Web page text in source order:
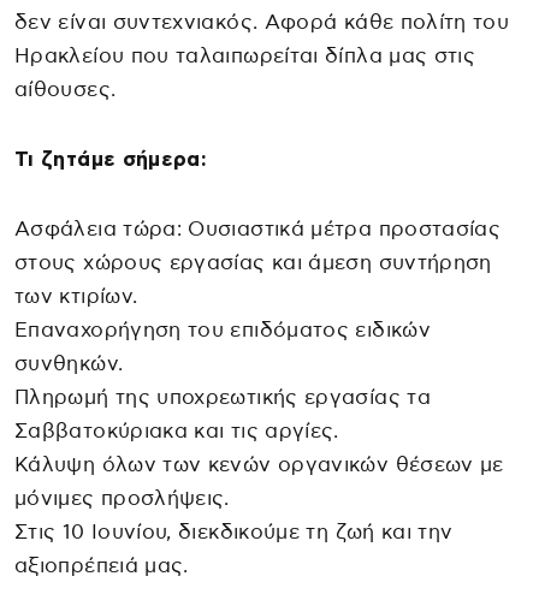
δεν είναι συντεχνιακός. Αφορά κάθε πολίτη του
Ηρακλείου που ταλαιπωρείται δίπλα μας στις
αίθουσες.
Τι ζητάμε σήμερα:
Ασφάλεια τώρα: Ουσιαστικά μέτρα προστασίας
στους χώρους εργασίας και άμεση συντήρηση
των κτιρίων.
Επαναχορήγηση του επιδόματος ειδικών
συνθηκών.
Πληρωμή της υποχρεωτικής εργασίας τα
Σαββατοκύριακα και τις αργίες.
Κάλυψη όλων των κενών οργανικών θέσεων με
μόνιμες προσλήψεις.
Στις 10 Ιουνίου, διεκδικούμε τη ζωή και την
αξιοπρέπειά μας.